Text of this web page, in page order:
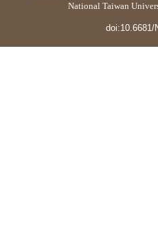
National Taiwan
doi:10.6681/